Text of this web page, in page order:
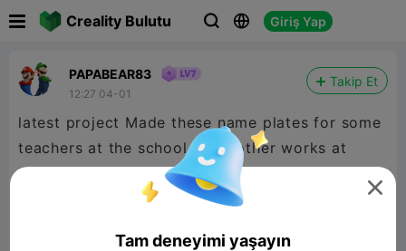
Creality Bulutu   Giriş Yap
PAPABEAR83
12:27 04-01
Takip Et
latest project Made these name plates for some
teachers at the school my brother works at

Tam deneyimi yaşayın